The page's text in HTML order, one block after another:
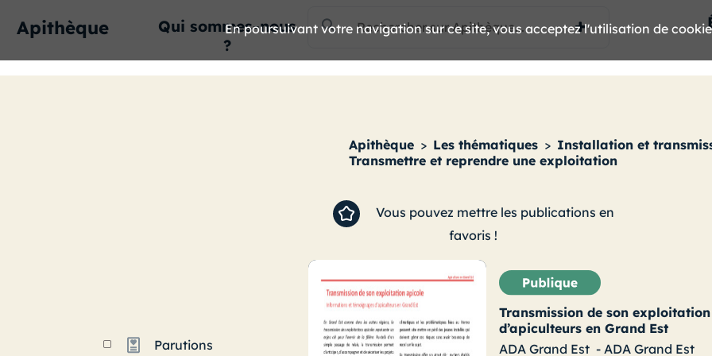
Apithèque
Qui sommes-nous
?
Parutions
Apithèque > Les thématiques > Installation et
Transmettre et reprendre une exploitation
Vous pouvez mettre les publications en
favoris !
Transmission de son
d’apiculteurs en Grand Est
ADA Grand Est - ADA Grand Est
En poursuivant votre navigation sur ce site, vous acceptez l'utilisation de